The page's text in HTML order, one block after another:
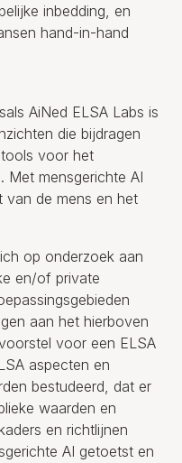
inbedding, en
hand-in-hand
AiNed ELSA Labs is
die bijdragen
voor het
Met mensgerichte AI
van de mens en het
op onderzoek aan
en/of private
aan het hierboven
voor een ELSA
aspecten en
bestudeerd, dat er
waarden en
en richtlijnen
AI getoetst en